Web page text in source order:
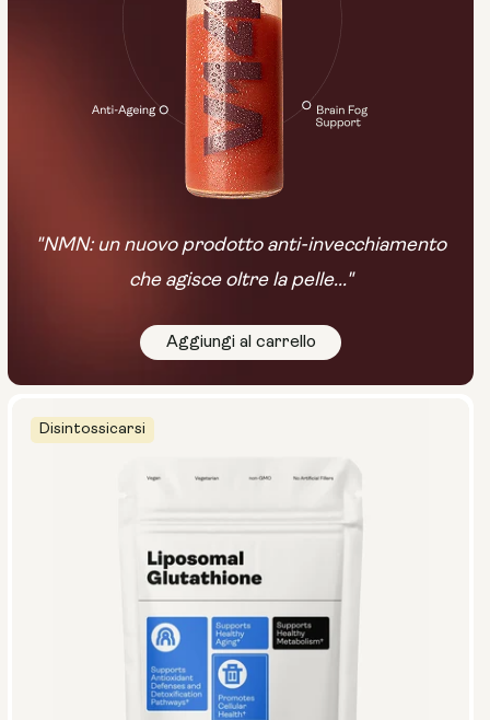
Disintossicarsi
"NMN: un nuovo prodotto anti-invecchiamento
che agisce oltre la pelle..."
Aggiungi al carrello